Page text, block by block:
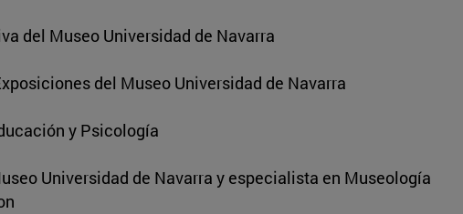
del Museo Universidad de Navarra
del Museo Universidad de Navarra
y Psicología
Universidad de Navarra y especialista en Museología